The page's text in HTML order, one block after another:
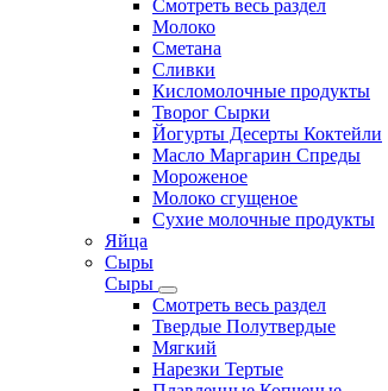
Смотреть весь раздел
Молоко
Сметана
Сливки
Кисломолочные продукты
Творог Сырки
Йогурты Десерты Коктейли
Масло Маргарин Спреды
Мороженое
Молоко сгущеное
Сухие молочные продукты
Яйца
Сыры
Сыры
Смотреть весь раздел
Твердые Полутвердые
Мягкий
Нарезки Тертые